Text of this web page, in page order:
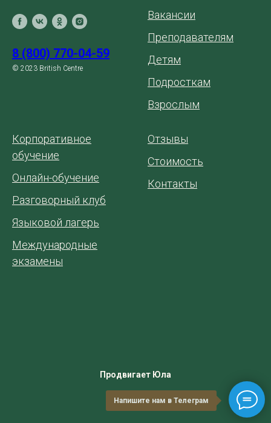
8 (800) 770-04-59
© 2023 British Centre
Вакансии
Преподавателям
Детям
Подросткам
Взрослым
Корпоративное
обучение
Онлайн-обучение
Разговорный клуб
Языковой лагерь
Международные
экзамены
Отзывы
Стоимость
Контакты
Продвигает Юла
Напишите нам в Телеграм